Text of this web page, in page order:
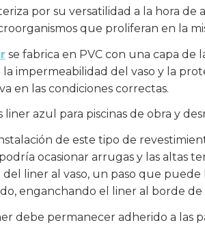
por su versatilidad a la hora de
que proliferan en la
se fabrica en PVC con una capa
la impermeabilidad del vaso y la
en las condiciones correctas.
liner azul para piscinas de obra y
de este tipo de
ocasionar arrugas y las altas
liner al vaso, un paso que
enganchando el liner al borde
debe permanecer adherido a las